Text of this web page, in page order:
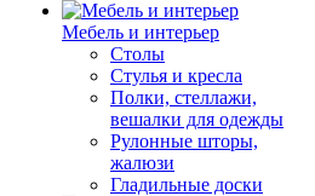
Мебель и интерьер
Столы
Стулья и кресла
Полки, стеллажи,
вешалки для одежды
Рулонные шторы,
жалюзи
Гладильные доски